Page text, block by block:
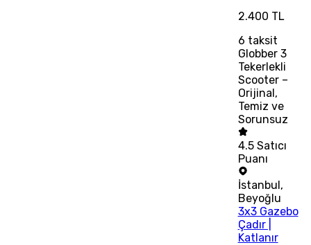
2.400 TL
6 taksit
Globber 3
Tekerlekli
Scooter –
Orijinal,
Temiz ve
Sorunsuz
4.5 Satıcı
Puanı
İstanbul ,
Beyoğlu
3x3 Gazebo
Çadır |
Katlanır